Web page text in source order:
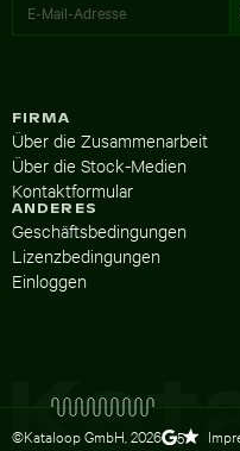
FIRMA
Über die Zusammenarbeit
Über die Stock-Medien
Kontaktformular
ANDERES
Geschäftsbedingungen
Lizenzbedingungen
Einloggen
©Kataloop GmbH, 2026 5